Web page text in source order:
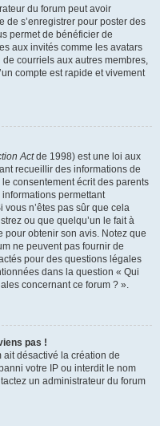
du forum peut avoir
de s’enregistrer pour poster des
permet de bénéficier de
aux invités comme les avatars
courriels aux autres membres,
compte est rapide et vivement
Actde 1998) est une loi aux
recueillir des informations de
consentement écrit des parents
permettant
vous n’êtes pas sûr que cela
ou que quelqu’un le fait à
obtenir son avis. Notez que
ne peuvent pas fournir de
pour des questions légales
dans la question « Qui
concernant ce forum ? ».
pas !
ait désactivé la création de
votre IP ou interdit le nom
un administrateur du forum